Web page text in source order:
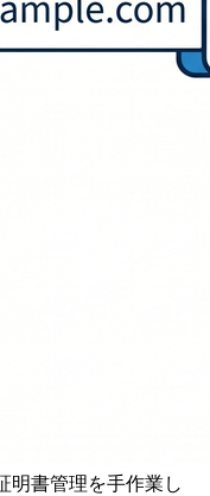
明書管理を手作業し